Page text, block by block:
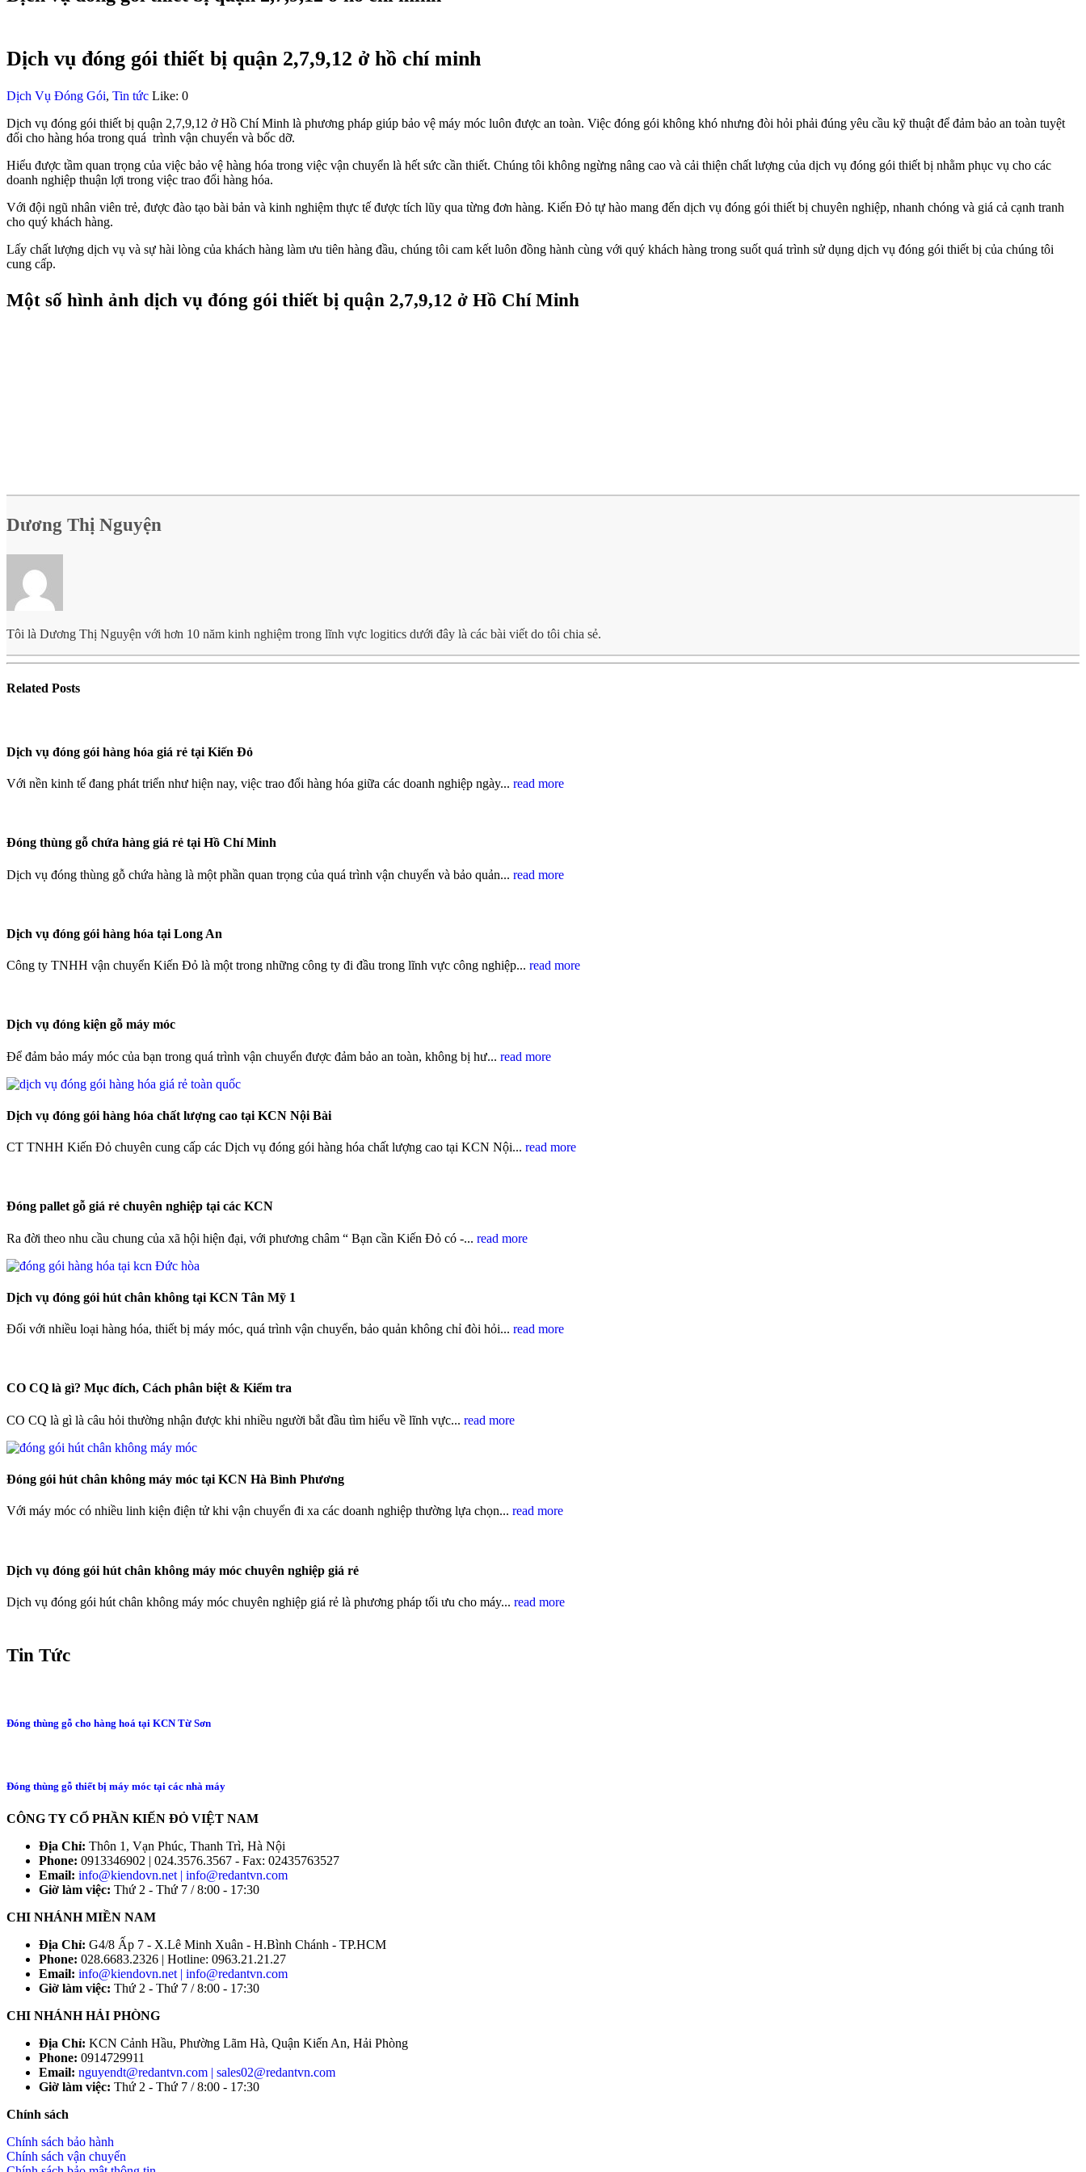
Dịch vụ đóng gói thiết bị quận 2,7,9,12 ở hồ chí minh
Dịch Vụ Đóng Gói, Tin tức Like: 0
Dịch vụ đóng gói thiết bị quận 2,7,9,12 ở Hồ Chí Minh là phương pháp giúp bảo vệ máy móc luôn được an toàn. Việc đóng gói không khó nhưng đòi hỏi phải đúng yêu cầu kỹ thuật để đảm bảo an toàn tuyệt
đối cho hàng hóa trong quá trình vận chuyển và bốc dỡ.
Hiểu được tầm quan trọng của việc bảo vệ hàng hóa trong việc vận chuyển là hết sức cần thiết. Chúng tôi không ngừng nâng cao và cải thiện chất lượng của dịch vụ đóng gói thiết bị nhằm phục vụ cho các
doanh nghiệp thuận lợi trong việc trao đổi hàng hóa.
Với đội ngũ nhân viên trẻ, được đào tạo bài bản và kinh nghiệm thực tế được tích lũy qua từng đơn hàng. Kiến Đỏ tự hào mang đến dịch vụ đóng gói thiết bị chuyên nghiệp, nhanh chóng và giá cả cạnh tranh
cho quý khách hàng.
Lấy chất lượng dịch vụ và sự hài lòng của khách hàng làm ưu tiên hàng đầu, chúng tôi cam kết luôn đồng hành cùng với quý khách hàng trong suốt quá trình sử dụng dịch vụ đóng gói thiết bị của chúng tôi
cung cấp.
Một số hình ảnh dịch vụ đóng gói thiết bị quận 2,7,9,12 ở Hồ Chí Minh
Dương Thị Nguyện
Tôi là Dương Thị Nguyện với hơn 10 năm kinh nghiệm trong lĩnh vực logitics dưới đây là các bài viết do tôi chia sẻ.
Related Posts
Dịch vụ đóng gói hàng hóa giá rẻ tại Kiến Đỏ
Với nền kinh tế đang phát triển như hiện nay, việc trao đổi hàng hóa giữa các doanh nghiệp ngày... read more
Đóng thùng gỗ chứa hàng giá rẻ tại Hồ Chí Minh
Dịch vụ đóng thùng gỗ chứa hàng là một phần quan trọng của quá trình vận chuyển và bảo quản... read more
Dịch vụ đóng gói hàng hóa tại Long An
Công ty TNHH vận chuyển Kiến Đỏ là một trong những công ty đi đầu trong lĩnh vực công nghiệp... read more
Dịch vụ đóng kiện gỗ máy móc
Để đảm bảo máy móc của bạn trong quá trình vận chuyển được đảm bảo an toàn, không bị hư... read more
Dịch vụ đóng gói hàng hóa chất lượng cao tại KCN Nội Bài
CT TNHH Kiến Đỏ chuyên cung cấp các Dịch vụ đóng gói hàng hóa chất lượng cao tại KCN Nội... read more
Đóng pallet gỗ giá rẻ chuyên nghiệp tại các KCN
Ra đời theo nhu cầu chung của xã hội hiện đại, với phương châm “ Bạn cần Kiến Đỏ có -... read more
Dịch vụ đóng gói hút chân không tại KCN Tân Mỹ 1
Đối với nhiều loại hàng hóa, thiết bị máy móc, quá trình vận chuyển, bảo quản không chỉ đòi hỏi... read more
CO CQ là gì? Mục đích, Cách phân biệt & Kiểm tra
CO CQ là gì là câu hỏi thường nhận được khi nhiều người bắt đầu tìm hiểu về lĩnh vực... read more
Đóng gói hút chân không máy móc tại KCN Hà Bình Phương
Với máy móc có nhiều linh kiện điện tử khi vận chuyển đi xa các doanh nghiệp thường lựa chọn... read more
Dịch vụ đóng gói hút chân không máy móc chuyên nghiệp giá rẻ
Dịch vụ đóng gói hút chân không máy móc chuyên nghiệp giá rẻ là phương pháp tối ưu cho máy... read more
Tin Tức
Đóng thùng gỗ cho hàng hoá tại KCN Từ Sơn
Đóng thùng gỗ thiết bị máy móc tại các nhà máy
CÔNG TY CỔ PHẦN KIẾN ĐỎ VIỆT NAM
Địa Chỉ: Thôn 1, Vạn Phúc, Thanh Trì, Hà Nội
Phone: 0913346902 | 024.3576.3567 - Fax: 02435763527
Email: info@kiendovn.net | info@redantvn.com
Giờ làm việc: Thứ 2 - Thứ 7 / 8:00 - 17:30
CHI NHÁNH MIỀN NAM
Địa Chỉ: G4/8 Ấp 7 - X.Lê Minh Xuân - H.Bình Chánh - TP.HCM
Phone: 028.6683.2326 | Hotline: 0963.21.21.27
Email: info@kiendovn.net | info@redantvn.com
Giờ làm việc: Thứ 2 - Thứ 7 / 8:00 - 17:30
CHI NHÁNH HẢI PHÒNG
Địa Chỉ: KCN Cảnh Hầu, Phường Lãm Hà, Quận Kiến An, Hải Phòng
Phone: 0914729911
Email: nguyendt@redantvn.com | sales02@redantvn.com
Giờ làm việc: Thứ 2 - Thứ 7 / 8:00 - 17:30
Chính sách
Chính sách bảo hành
Chính sách vận chuyển